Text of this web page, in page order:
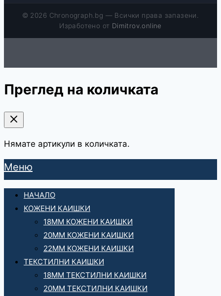
© 2026 Chronograph.bg — Всички права запазени.
Изработено от Dimitrov.online
Преглед на количката
Нямате артикули в количката.
Меню
НАЧАЛО
КОЖЕНИ КАИШКИ
18ММ КОЖЕНИ КАИШКИ
20ММ КОЖЕНИ КАИШКИ
22ММ КОЖЕНИ КАИШКИ
ТЕКСТИЛНИ КАИШКИ
18ММ ТЕКСТИЛНИ КАИШКИ
20ММ ТЕКСТИЛНИ КАИШКИ